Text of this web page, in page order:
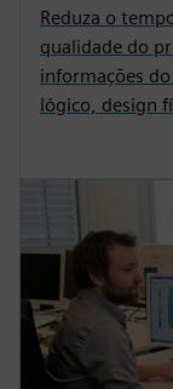
Reduza o
qualidade do
informações
lógico, design